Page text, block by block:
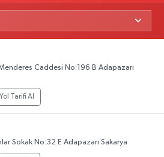
Caddesi No:196 B Adapazarı
Yol Tarifi Al
Sokak No:32 E Adapazarı Sakarya